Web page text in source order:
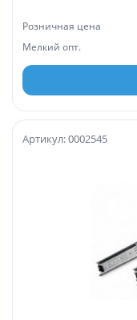
Розничная цена
Мелкий опт.
Артикул: 0002545